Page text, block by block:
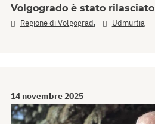
Volgogrado è stato rilasciato
Regione di Volgograd, Udmurtia
14 novembre 2025